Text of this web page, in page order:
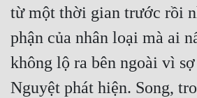
từ một thời gian trước rồi
phận của nhân loại mà ai
không lộ ra bên ngoài vì
Nguyệt phát hiện. Song,